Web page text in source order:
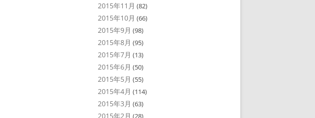
2015年11月 (82)
2015年10月 (66)
2015年9月 (98)
2015年8月 (95)
2015年7月 (13)
2015年6月 (50)
2015年5月 (55)
2015年4月 (114)
2015年3月 (63)
2015年2月 (28)